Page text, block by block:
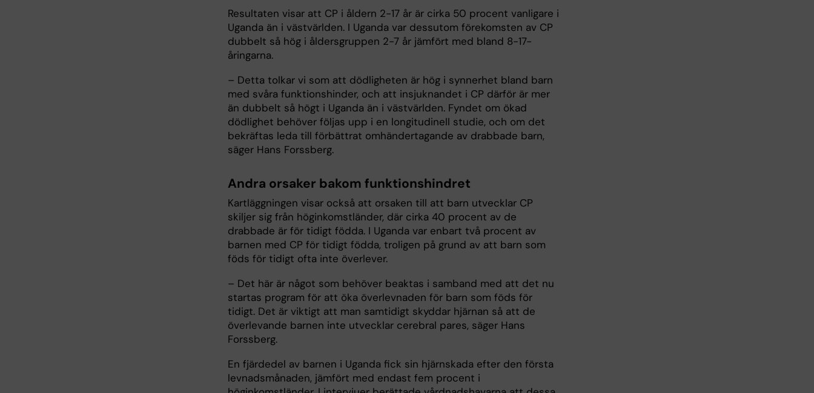
Resultaten visar att CP i åldern 2-17 år är cirka 50 procent vanligare i
Uganda än i västvärlden. I Uganda var dessutom förekomsten av CP
dubbelt så hög i åldersgruppen 2-7 år jämfört med bland 8-17-
åringarna.
– Detta tolkar vi som att dödligheten är hög i synnerhet bland barn
med svåra funktionshinder, och att insjuknandet i CP därför är mer
än dubbelt så högt i Uganda än i västvärlden. Fyndet om ökad
dödlighet behöver följas upp i en longitudinell studie, och om det
bekräftas leda till förbättrat omhändertagande av drabbade barn,
säger Hans Forssberg.
Andra orsaker bakom funktionshindret
Kartläggningen visar också att orsaken till att barn utvecklar CP
skiljer sig från höginkomstländer, där cirka 40 procent av de
drabbade är för tidigt födda. I Uganda var enbart två procent av
barnen med CP för tidigt födda, troligen på grund av att barn som
föds för tidigt ofta inte överlever.
– Det här är något som behöver beaktas i samband med att det nu
startas program för att öka överlevnaden för barn som föds för
tidigt. Det är viktigt att man samtidigt skyddar hjärnan så att de
överlevande barnen inte utvecklar cerebral pares, säger Hans
Forssberg.
En fjärdedel av barnen i Uganda fick sin hjärnskada efter den första
levnadsmånaden, jämfört med endast fem procent i